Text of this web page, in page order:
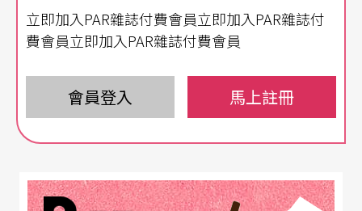
走過四十年的雲門舞集，編舞家林懷民對時代的觀
察與體悟，皆反映在各個時期的舞作中：在全民悲
憤的中美斷交背景中產生的《薪傳》，激起強烈的
族群共同體意識；在國際政治弱勢中，激發人民群
情激憤的抗議。《春之祭禮．台北一九八四》捕捉
為已逝舞蹈家羅曼菲量身編創的獨舞《輓歌》，以
立即加入PAR雜誌付費會員立即加入PAR雜誌付
費會員立即加入PAR雜誌付費會員
會員登入 馬上註冊